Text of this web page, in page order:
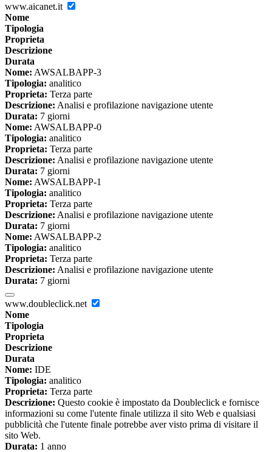
www.aicanet.it
Nome
Tipologia
Proprieta
Descrizione
Durata
Nome: AWSALBAPP-3
Tipologia: analitico
Proprieta: Terza parte
Descrizione: Analisi e profilazione navigazione utente
Durata: 7 giorni
Nome: AWSALBAPP-0
Tipologia: analitico
Proprieta: Terza parte
Descrizione: Analisi e profilazione navigazione utente
Durata: 7 giorni
Nome: AWSALBAPP-1
Tipologia: analitico
Proprieta: Terza parte
Descrizione: Analisi e profilazione navigazione utente
Durata: 7 giorni
Nome: AWSALBAPP-2
Tipologia: analitico
Proprieta: Terza parte
Descrizione: Analisi e profilazione navigazione utente
Durata: 7 giorni
www.doubleclick.net
Nome
Tipologia
Proprieta
Descrizione
Durata
Nome: IDE
Tipologia: analitico
Proprieta: Terza parte
Descrizione: Questo cookie è impostato da Doubleclick e fornisce
informazioni su come l'utente finale utilizza il sito Web e qualsiasi
pubblicità che l'utente finale potrebbe aver visto prima di visitare il
sito Web.
Durata: 1 anno